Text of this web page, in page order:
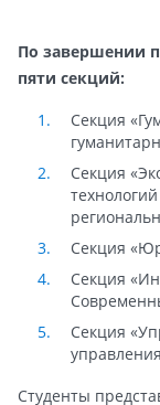
По завершении
пяти секций:
Секция
Секция
Секция
Секция
Секция
Студенты